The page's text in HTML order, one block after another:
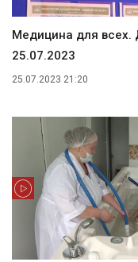
Медицина для всех.
25.07.2023
25.07.2023 21:20